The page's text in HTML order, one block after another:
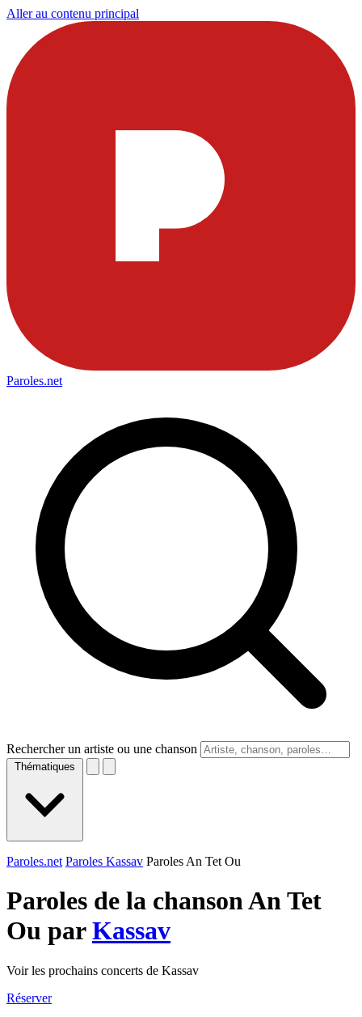
Aller au contenu principal
Paroles.net
Rechercher un artiste ou une chanson
Thématiques
Paroles.net Paroles Kassav Paroles An Tet Ou
Paroles de la chanson An Tet
Ou parKassav
Voir les prochains concerts de Kassav
Réserver